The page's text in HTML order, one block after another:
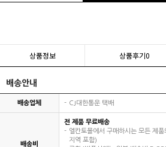
상품정보 상품후기0
배송안내
배송업체 CJ대한통운 택배
배송비
전 제품 무료배송
엘칸토몰에서 구매하시는 모든 제
지역 포함)